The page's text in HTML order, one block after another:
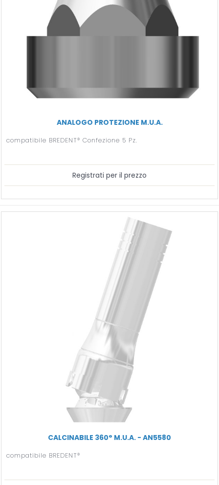
ANALOGO PROTEZIONE M.U.A.
compatibile BREDENT® Confezione 5 Pz.
Registrati per il prezzo
CALCINABILE 360° M.U.A. - AN5580
compatibile BREDENT®